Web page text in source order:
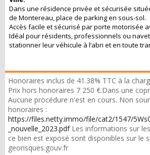
Dans une résidence privée et sécurisée
de Montereau, place de parking en sous-sol.
Accès facile et sécurisé par porte motorisée
Idéal pour résidents, professionnels ou
stationner leur véhicule à l’abri et en toute
Honoraires inclus de 41.38% TTC à la
Prix hors honoraires 7 250 €.Dans une
Aucune procédure n'est en cours. Non
honoraires :
https://files.netty.immo/file/cat2/1547/
_nouvelle_2023.pdfLes informations sur
ce bien est exposé sont disponibles sur le
georisques.gouv.fr